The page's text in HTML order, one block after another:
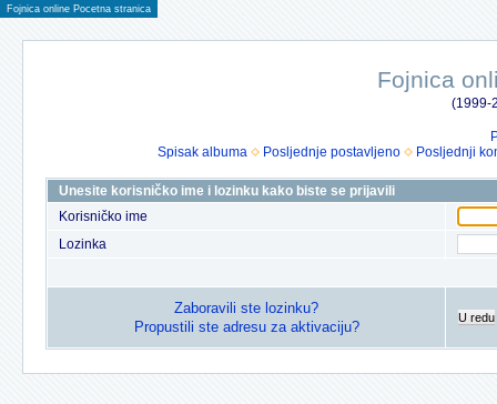
Fojnica online Pocetna stranica
Fojnica
(1999-
Spisak albuma
Posljednje postavljeno Posljednji
Unesite korisničko ime i lozinku kako biste se prijavili
Korisničko ime
Lozinka
Zaboravili ste lozinku?
Propustili ste adresu za aktivaciju?
U redu